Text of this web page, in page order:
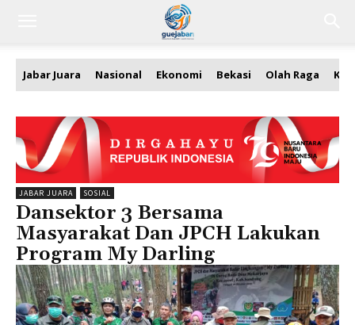
Jabar Juara Nasional Ekonomi Bekasi Olah Raga
JABAR JUARA SOSIAL
Dansektor 3 Bersama
Masyarakat Dan JPCH Lakukan
Program My Darling